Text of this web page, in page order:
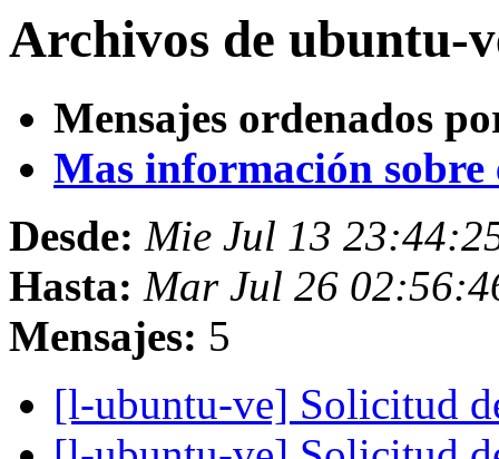
Archivos de ubuntu-
Mensajes ordenados
Mas información sobre
Desde: Mie Jul 13
Hasta: Mar Jul 26
Mensajes: 5
[l-ubuntu-ve] Solicitud